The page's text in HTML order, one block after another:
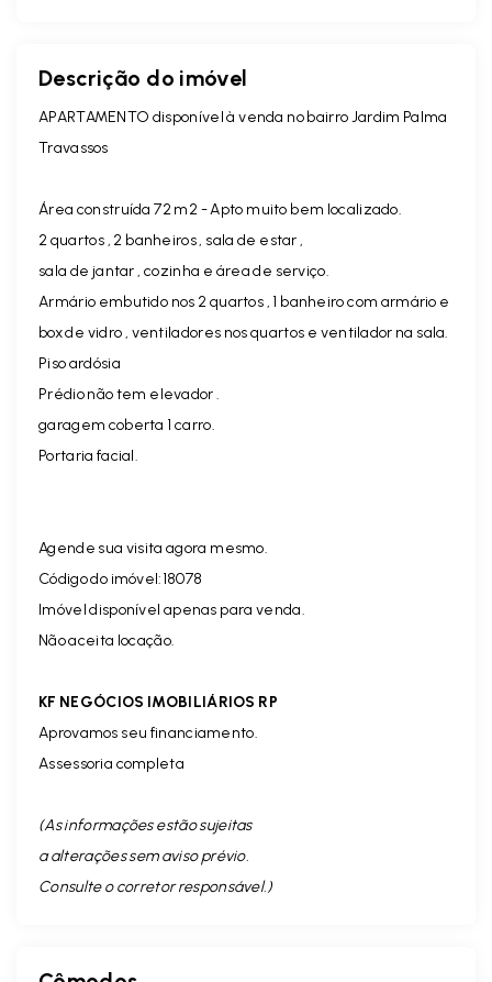
Descrição do imóvel
APARTAMENTO disponível à venda no bairro Jardim Palma
Travassos
Área construída 72 m2 - Apto muito bem localizado.
2 quartos , 2 banheiros , sala de estar ,
sala de jantar , cozinha e área de serviço.
Armário embutido nos 2 quartos , 1 banheiro com armário e
box de vidro , ventiladores nos quartos e ventilador na sala.
Piso ardósia
Prédio não tem elevador .
garagem coberta 1 carro.
Portaria facial.
Agende sua visita agora mesmo.
Código do imóvel:18078
Imóvel disponível apenas para venda.
Não aceita locação.
KF NEGÓCIOS IMOBILIÁRIOS RP
Aprovamos seu financiamento.
Assessoria completa
(As informações estão sujeitas
a alterações sem aviso prévio.
Consulte o corretor responsável. )